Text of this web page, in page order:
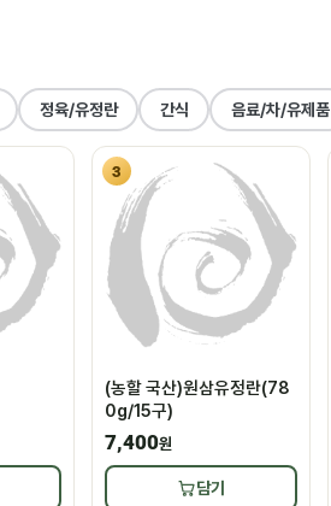
정육/유정란 간식 음료/차/유제품
3
(농할 국산)원삼유정란(78
0g/15구)
7,400원
담기